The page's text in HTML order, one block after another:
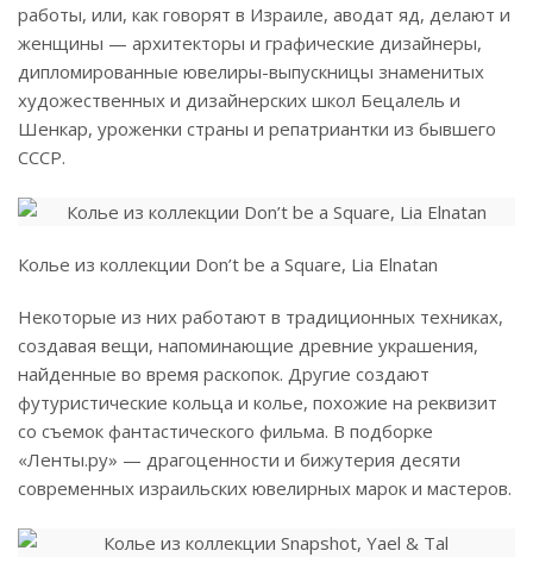
работы, или, как говорят в Израиле, аводат яд, делают и
женщины — архитекторы и графические дизайнеры,
дипломированные ювелиры-выпускницы знаменитых
художественных и дизайнерских школ Бецалель и
Шенкар, уроженки страны и репатриантки из бывшего
СССР.
Колье из коллекции Don’t be a Square, Lia Elnatan
Некоторые из них работают в традиционных техниках,
создавая вещи, напоминающие древние украшения,
найденные во время раскопок. Другие создают
футуристические кольца и колье, похожие на реквизит
со съемок фантастического фильма. В подборке
«Ленты.ру» — драгоценности и бижутерия десяти
современных израильских ювелирных марок и мастеров.